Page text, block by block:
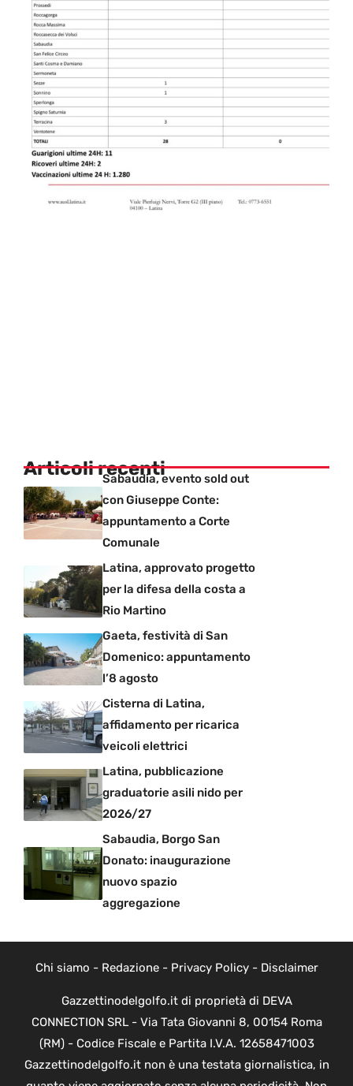
Articoli recentiSabaudia, evento sold out
con Giuseppe Conte:
appuntamento a Corte
Comunale
Latina, approvato progetto
per la difesa della costa a
Rio Martino
Gaeta, festività di San
Domenico: appuntamento
l’8 agosto
Cisterna di Latina,
affidamento per ricarica
veicoli elettrici
Latina, pubblicazione
graduatorie asili nido per
2026/27
Sabaudia, Borgo San
Donato: inaugurazione
nuovo spazio
aggregazione
Chi siamo - Redazione- Privacy Policy- Disclaimer
Gazzettinodelgolfo.it di proprietà di DEVA
CONNECTION SRL - Via Tata Giovanni 8, 00154 Roma
(RM) - Codice Fiscale e Partita I.V.A. 12658471003
Gazzettinodelgolfo.it non è una testata giornalistica, in